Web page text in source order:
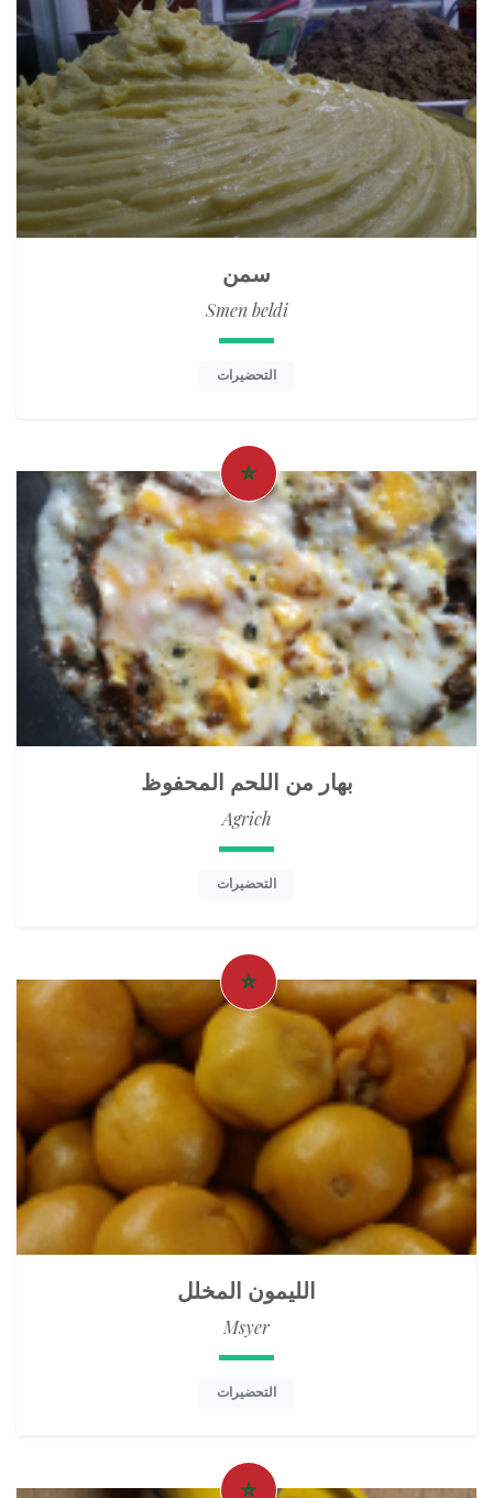
سمن
Smen beldi
التحضيرات
بهار من اللحم المحفوظ
Agrich
التحضيرات
الليمون المخلل
Msyer
التحضيرات